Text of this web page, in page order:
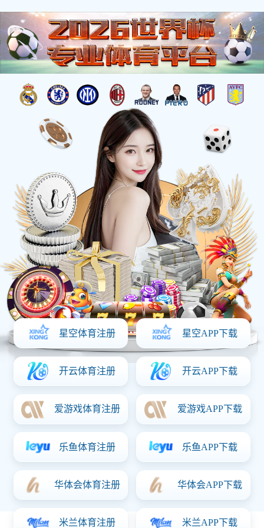
杰出工程
您的位置： 首页 工程荣誉>杰出工程
东方广场城市综合体A区E#楼
荣获省优、省优装饰、市优、市优装饰奖项，建筑规模
约5万平方米，于2018年9月25日开工，2021年9月2日竣